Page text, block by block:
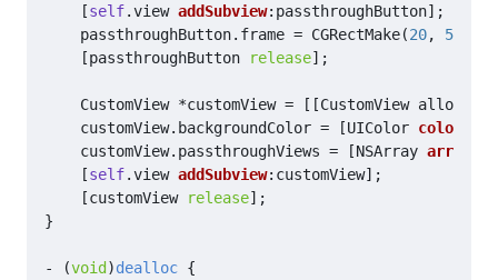
[self.view addSubview: passthroughButton];
passthroughButton. frame = CGRectMake(20, 50
[passthroughButton release];
CustomView *customView = [[CustomView alloc
customView. backgroundColor = [UIColor
customView. passthroughViews = [NSArray
[self.view addSubview: customView];
[customView release];
}
- (void )dealloc {